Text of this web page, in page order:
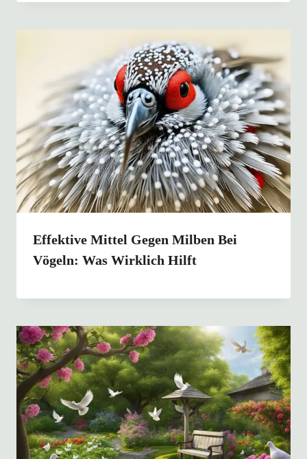
Effektive Mittel Gegen Milben Bei
Vögeln: Was Wirklich Hilft